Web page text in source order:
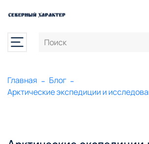
Главная
Блог
Арктические экспедиции и